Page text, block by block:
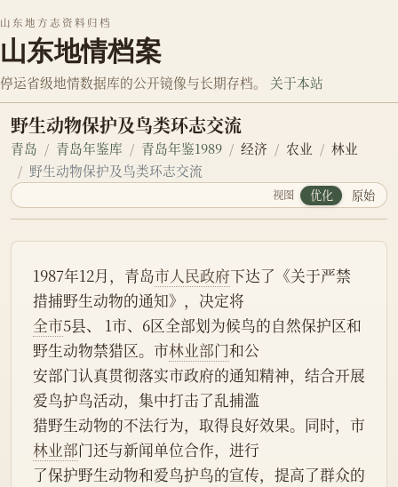
山东地方志资料归档
山东地情档案
停运省级地情数据库的公开镜像与长期存档。 关于本站
野生动物保护及鸟类环志交流
青岛 青岛年鉴库 青岛年鉴1989 经济 农业
林业
野生动物保护及鸟类环志交流
视图 优化 原始
1987年12月，青岛市人民政府下达了《关于严禁
措捕野生动物的通知》，决定将
全市5县、 1市、6区全部划为候鸟的自然保护区和
野生动物禁猎区。市林业部门和公
安部门认真贯彻落实市政府的通知精神，结合开展
爱鸟护鸟活动，集中打击了乱捕滥
猎野生动物的不法行为，取得良好效果。同时，市
林业部门还与新闻单位合作，进行
了保护野生动物和爱鸟护鸟的宣传，提高了群众的